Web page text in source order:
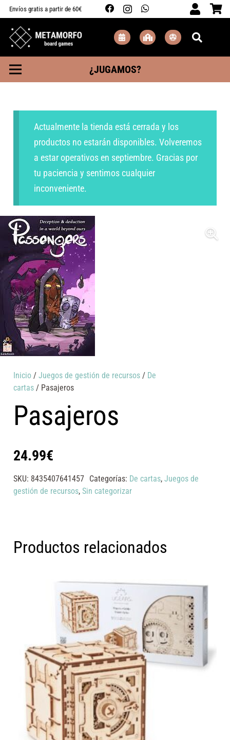
Envíos gratis a partir de 60€
¿JUGAMOS?
Actualmente la tienda está cerrada y los
productos no estarán disponibles. Volveremos
a estar operativos en septiembre. Gracias por
tu paciencia y sentimos cualquier
inconveniente.
Inicio /Juegos de gestión de recursos / De
cartas / Pasajeros
Pasajeros
24.99€
SKU: 8435407641457 Categorías: De cartas, Juegos de
gestión de recursos,Sin categorizar
Productos relacionados